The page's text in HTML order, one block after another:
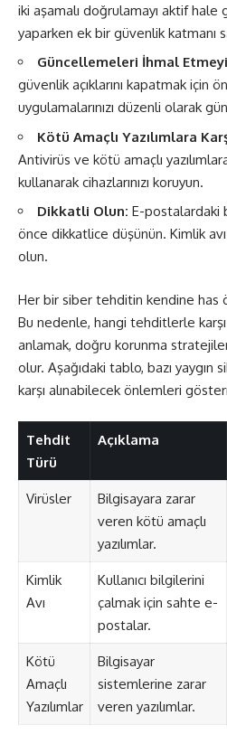
iki aşamalı doğrulamayı aktif hale
yaparken ek bir güvenlik katmanı
Güncellemeleri İhmal
güvenlik açıklarını kapatmak için
uygulamalarınızı düzenli olarak
Kötü Amaçlı Yazılımlara
Antivirüs ve kötü amaçlı
kullanarak cihazlarınızı koruyun.
Dikkatli Olun: E-postalardaki
önce dikkatlice düşünün. Kimlik avı
olun.
Her bir siber tehditin kendine has
Bu nedenle, hangi tehditlerle
anlamak, doğru korunma
olur. Aşağıdaki tablo, bazı
karşı alınabilecek önlemleri
Tehdit
Türü
Açıklama
Virüsler
Bilgisayara zarar
veren kötü amaçlı
yazılımlar.
Kimlik
Avı
Kullanıcı bilgilerini
çalmak için sahte e-
postalar.
Kötü
Amaçlı
Yazılımlar
Bilgisayar
sistemlerine zarar
veren yazılımlar.